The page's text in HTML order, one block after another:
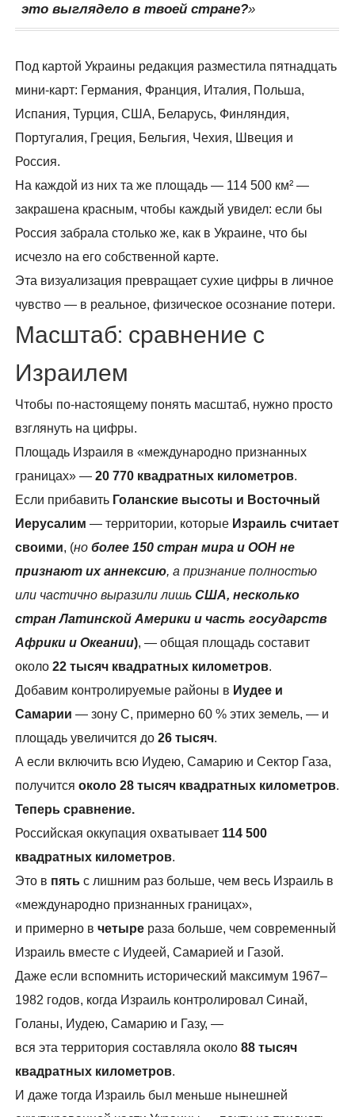
это выглядело в твоей стране?»
Под картой Украины редакция разместила пятнадцать
мини-карт: Германия, Франция, Италия, Польша,
Испания, Турция, США, Беларусь, Финляндия,
Португалия, Греция, Бельгия, Чехия, Швеция и
Россия.
На каждой из них та же площадь — 114 500 км² —
закрашена красным, чтобы каждый увидел: если бы
Россия забрала столько же, как в Украине, что бы
исчезло на его собственной карте.
Эта визуализация превращает сухие цифры в личное
чувство — в реальное, физическое осознание потери.
Масштаб: сравнение с
Израилем
Чтобы по-настоящему понять масштаб, нужно просто
взглянуть на цифры.
Площадь Израиля в «международно признанных
границах» —20 770 квадратных километров.
Если прибавить Голанские высоты и Восточный
Иерусалим — территории, которые Израиль считает
своими, (ноболее 150 стран мира и ООН не
признают их аннексию, а признание полностью
или частично выразили лишьСША, несколько
стран Латинской Америки и часть государств
Африки и Океании), — общая площадь составит
около22 тысяч квадратных километров.
Добавим контролируемые районы в Иудее и
Самарии — зону C, примерно 60 % этих земель, — и
площадь увеличится до26 тысяч.
А если включить всю Иудею, Самарию и Сектор Газа,
получитсяоколо 28 тысяч квадратных километров.
Теперь сравнение.
Российская оккупация охватывает 114 500
квадратных километров.
Это в пять с лишним раз больше, чем весь Израиль в
«международно признанных границах»,
и примерно вчетыре раза больше, чем современный
Израиль вместе с Иудеей, Самарией и Газой.
Даже если вспомнить исторический максимум 1967–
1982 годов, когда Израиль контролировал Синай,
Голаны, Иудею, Самарию и Газу, —
вся эта территория составляла около88 тысяч
квадратных километров.
И даже тогда Израиль был меньше нынешней